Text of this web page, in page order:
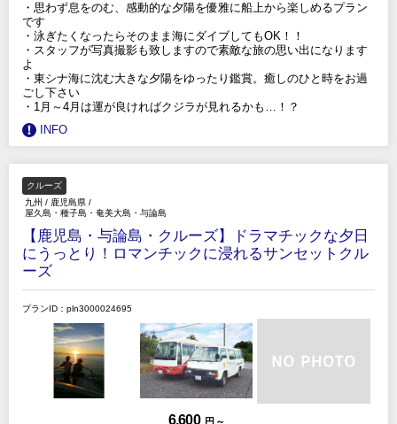
・思わず息をのむ、感動的な夕陽を優雅に船上から楽しめるプラン
です
・泳ぎたくなったらそのまま海にダイブしてもOK！！
・スタッフが写真撮影も致しますので素敵な旅の思い出になります
よ
・東シナ海に沈む大きな夕陽をゆったり鑑賞。癒しのひと時をお過
ごし下さい
・1月～4月は運が良ければクジラが見れるかも…！？
INFO
クルーズ
九州 / 鹿児島県 /
屋久島・種子島・奄美大島・与論島
【鹿児島・与論島・クルーズ】ドラマチックな夕日
にうっとり！ロマンチックに浸れるサンセットクル
ーズ
プランID：pln3000024695
6,600 円 ～